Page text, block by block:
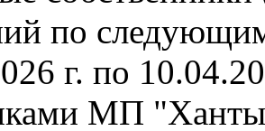
по
г. по
МП